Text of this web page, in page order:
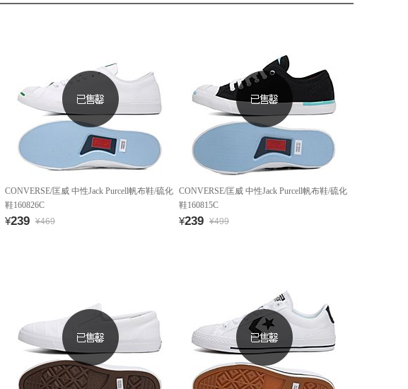
CONVERSE/匡威 中性Jack Purcell帆布鞋/硫化
鞋160826C
¥239 ¥469
CONVERSE/匡威 中性Jack Purcell帆布鞋/硫化
鞋160815C
¥239 ¥499